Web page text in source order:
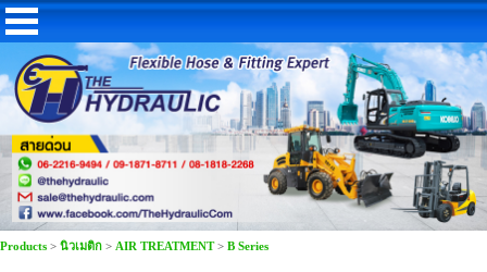
Products > นิวเมติก > AIR TREATMENT> B Series